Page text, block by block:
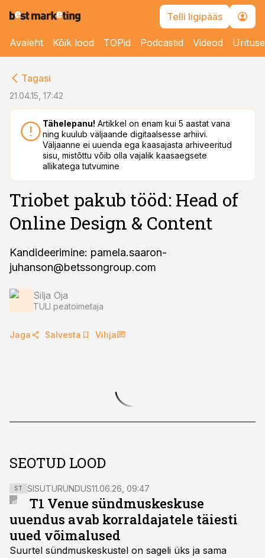
Telli ligipääs
Avaleht Kõik lood TOPid Podcastid Videod
Tagasi
21.04.15, 17:42
Tähelepanu! Artikkel on enam kui 5 aastat vana
ning kuulub väljaande digitaalsesse arhiivi.
Väljaanne ei uuenda ega kaasajasta arhiveeritud
sisu, mistõttu võib olla vajalik kaasaegsete
allikatega tutvumine
Triobet pakub tööd: Head of
Online Design & Content
Kandideerimine: pamela.saaron-
juhanson@betssongroup.com
Silja Oja
TULI peatoimetaja
Jaga Salvesta Vihja
SEOTUD LOOD
ST SISUTURUNDUS11.06.26, 09:47
T1 Venue sündmuskeskuse
uuendus avab korraldajatele täiesti
uued võimalused
Suurtel sündmuskeskustel on sageli üks ja sama